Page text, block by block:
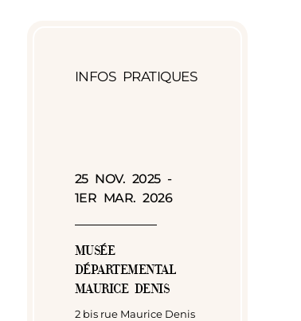
INFOS PRATIQUES
25 NOV. 2025 -
1ER MAR. 2026
MUSÉE
DÉPARTEMENTAL
MAURICE DENIS
2 bis rue Maurice Denis